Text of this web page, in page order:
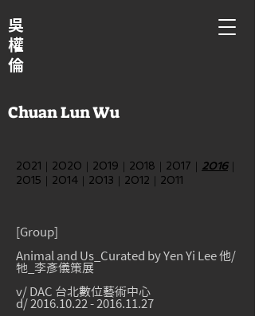
吳
權
倫
Chuan Lun Wu
2021 2020 2019 2018 2017 2016｜
2015
2014 2013 2012 2011
[Group]
Animal and Us_Curated by Yen Yi Lee 他/
牠_李彥儀策展
v/ DAC 台北數位藝術中心
d/ 2016.10.22 - 2016.11.27